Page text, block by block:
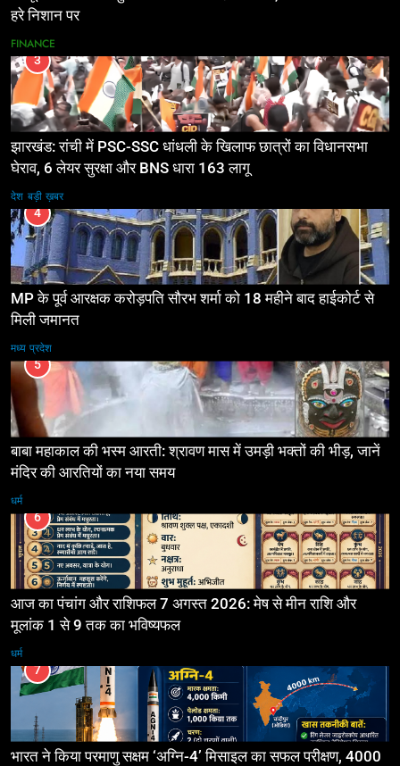
हरे निशान पर
FINANCE
3
झारखंड: रांची में PSC-SSC धांधली के खिलाफ छात्रों का विधानसभा
घेराव, 6 लेयर सुरक्षा और BNS धारा 163 लागू
देश बड़ी ख़बर
4
MP के पूर्व आरक्षक करोड़पति सौरभ शर्मा को 18 महीने बाद हाईकोर्ट से
मिली जमानत
मध्य प्रदेश
5
बाबा महाकाल की भस्म आरती: श्रावण मास में उमड़ी भक्तों की भीड़, जानें
मंदिर की आरतियों का नया समय
धर्म
6
आज का पंचांग और राशिफल 7 अगस्त 2026: मेष से मीन राशि और
मूलांक 1 से 9 तक का भविष्यफल
धर्म
7
भारत ने किया परमाणु सक्षम ‘अग्नि-4’ मिसाइल का सफल परीक्षण, 4000